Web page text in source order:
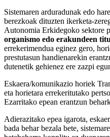
Sistemaren arduradunak edo
berezkoak dituzten ikerketa-
Autonomia Erkidegoko sektore
organismo edo erakundeen
errekerimendua eginez gero,
prestutasun handienarekin
dutenetik gehienez ere zazpi
Eskaera/komunikazio horiek
eta horietara errekeritutako
Ezarritako epean erantzun
Adierazitako epea igarota,
bada behar bezala bete,